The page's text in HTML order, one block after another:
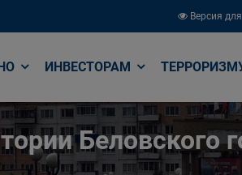
Версия
ИНВЕСТОРАМ
Беловского